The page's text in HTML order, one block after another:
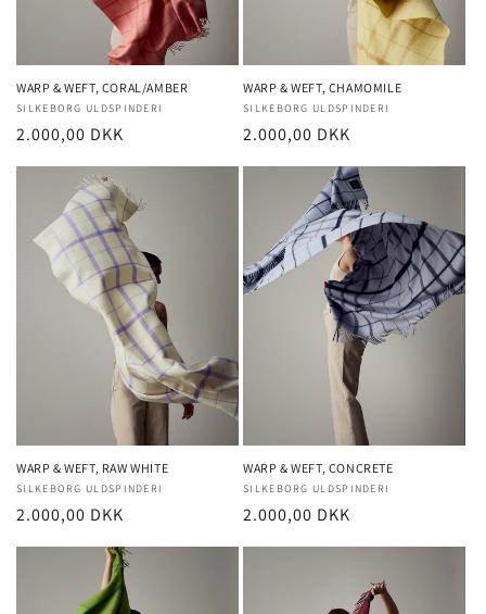
WARP & WEFT, CORAL/AMBER
Forhandler:
SILKEBORG ULDSPINDERI
Normalpris
2.000,00 DKK
WARP & WEFT, CHAMOMILE
Forhandler:
SILKEBORG ULDSPINDERI
Normalpris
2.000,00 DKK
WARP & WEFT, RAW WHITE
Forhandler:
SILKEBORG ULDSPINDERI
Normalpris
2.000,00 DKK
WARP & WEFT, CONCRETE
Forhandler:
SILKEBORG ULDSPINDERI
Normalpris
2.000,00 DKK